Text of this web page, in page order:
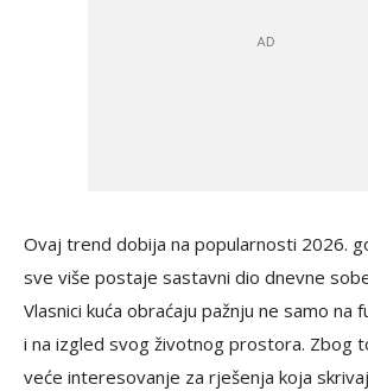
Ovaj trend dobija na popularnosti 2026.
sve više postaje sastavni dio dnevne
Vlasnici kuća obraćaju pažnju ne samo na
i na izgled svog životnog prostora. Zbog
veće interesovanje za rješenja koja